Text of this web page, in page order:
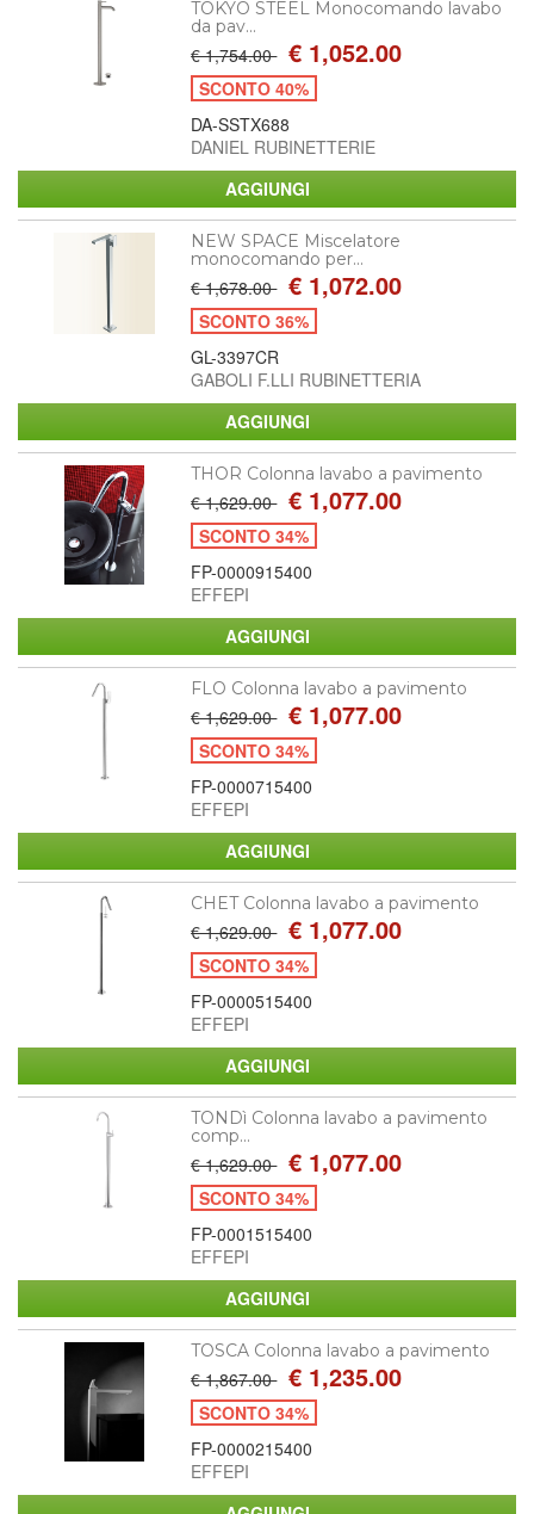
TOKYO STEEL Monocomando lavabo
da pav...
€ 1,754.00 € 1,052.00
SCONTO 40%
DA-SSTX688
DANIEL RUBINETTERIE
NEW SPACE Miscelatore
monocomando per...
€ 1,678.00 € 1,072.00
SCONTO 36%
GL-3397CR
GABOLI F.LLI RUBINETTERIA
THOR Colonna lavabo a pavimento
€ 1,629.00 € 1,077.00
SCONTO 34%
FP-0000915400
EFFEPI
FLO Colonna lavabo a pavimento
€ 1,629.00 € 1,077.00
SCONTO 34%
FP-0000715400
EFFEPI
CHET Colonna lavabo a pavimento
€ 1,629.00 € 1,077.00
SCONTO 34%
FP-0000515400
EFFEPI
TONDì Colonna lavabo a pavimento
comp...
€ 1,629.00 € 1,077.00
SCONTO 34%
FP-0001515400
EFFEPI
TOSCA Colonna lavabo a pavimento
€ 1,867.00 € 1,235.00
SCONTO 34%
FP-0000215400
EFFEPI